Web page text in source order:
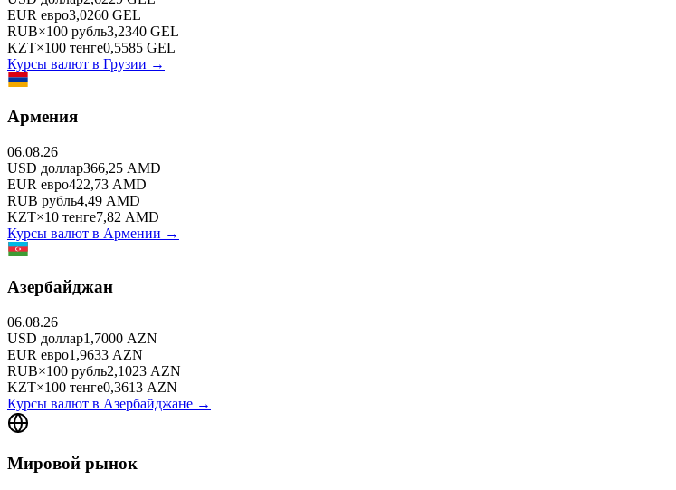
EUR евро3,0260 GEL
RUB×100 рубль3,2340 GEL
KZT×100 тенге0,5585 GEL
Курсы валют в Грузии →
Армения
06.08.26
USD доллар366,25 AMD
EUR евро422,73 AMD
RUB рубль4,49 AMD
KZT×10 тенге7,82 AMD
Курсы валют в Армении →
Азербайджан
06.08.26
USD доллар1,7000 AZN
EUR евро1,9633 AZN
RUB×100 рубль2,1023 AZN
KZT×100 тенге0,3613 AZN
Курсы валют в Азербайджане →
Мировой рынок